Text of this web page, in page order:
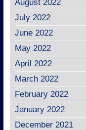
August 2022
July 2022
June 2022
May 2022
April 2022
March 2022
February 2022
January 2022
December 2021